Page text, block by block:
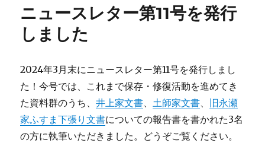
ニュースレター第11号を発行
しました
2024年3月末にニュースレター第11号を発行しまし
た！今号では、これまで保存・修復活動を進めてき
た資料群のうち、井上家文書 土師家文書
旧永瀬
家ふすま下張り文書についての報告書を書かれた3名
の方に執筆いただきました。どうぞご覧ください。